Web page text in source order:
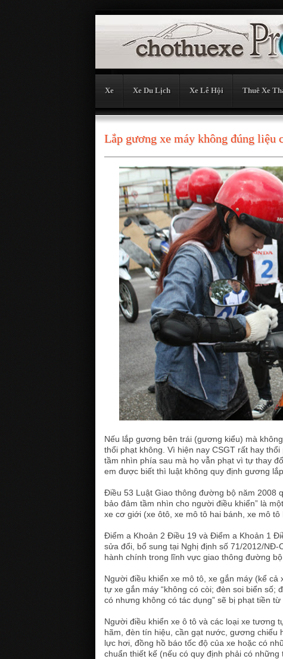
Xe Xe Du Lịch Xe Lễ Hội Thuê Xe
Lắp gương xe máy không đúng liệu
Nếu lắp gương bên trái (gương kiểu) mà
thổi phạt không. Vì hiện nay CSGT rất hay
tầm nhìn phía sau mà họ vẫn phạt vì tự thay
em được biết thì luật không quy định gương
Điều 53 Luật Giao thông đường bộ năm 2008
bảo đảm tầm nhìn cho người điều khiển” là
xe cơ giới (xe ôtô, xe mô tô hai bánh, xe mô tô
Điểm a Khoản 2 Điều 19 và Điểm a Khoản 1
sửa đổi, bổ sung tại Nghị định số 71/2012/
hành chính trong lĩnh vực giao thông đường
Người điều khiển xe mô tô, xe gắn máy (kể
tự xe gắn máy “không có còi; đèn soi biển
có nhưng không có tác dụng” sẽ bị phạt tiền
Người điều khiển xe ô tô và các loại xe tương
hãm, đèn tín hiệu, cần gạt nước, gương chiếu
lực hơi, đồng hồ báo tốc độ của xe hoặc có
chuẩn thiết kế (nếu có quy định phải có